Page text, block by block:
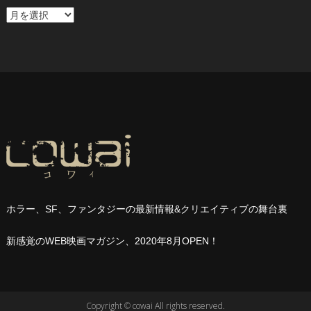
ア
ホラー、SF、ファンタジーの最新情報&クリエイティブの舞台裏
新感覚のWEB映画マガジン、2020年8月OPEN ！
Copyright © cowai All rights reserved.